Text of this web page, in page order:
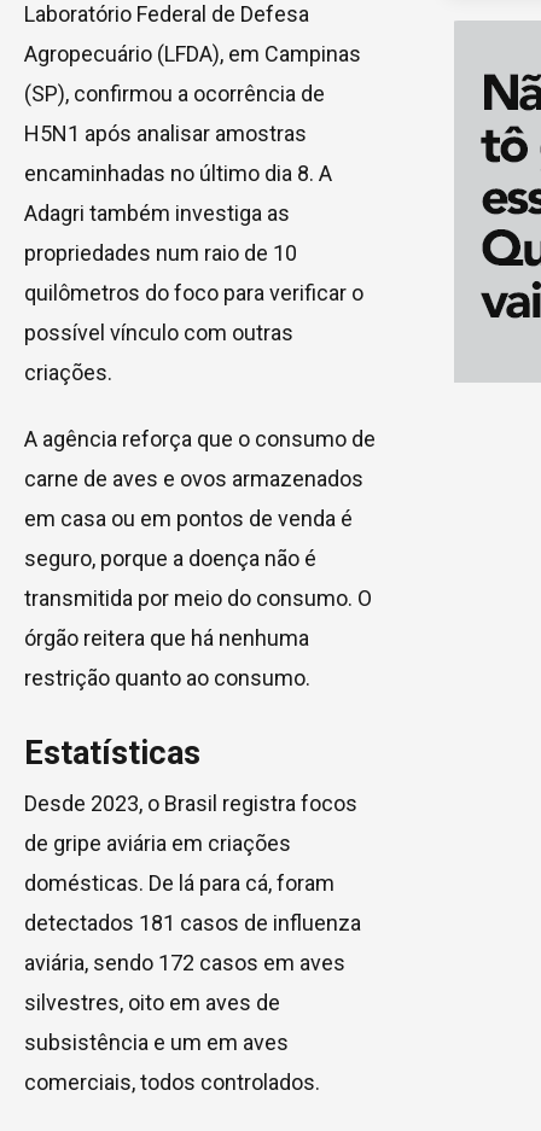
Laboratório Federal de Defesa
Agropecuário (LFDA), em Campinas
(SP), confirmou a ocorrência de
H5N1 após analisar amostras
encaminhadas no último dia 8. A
Adagri também investiga as
propriedades num raio de 10
quilômetros do foco para verificar o
possível vínculo com outras
criações.
A agência reforça que o consumo de
carne de aves e ovos armazenados
em casa ou em pontos de venda é
seguro, porque a doença não é
transmitida por meio do consumo. O
órgão reitera que há nenhuma
restrição quanto ao consumo.
Estatísticas
Desde 2023, o Brasil registra focos
de gripe aviária em criações
domésticas. De lá para cá, foram
detectados 181 casos de influenza
aviária, sendo 172 casos em aves
silvestres, oito em aves de
subsistência e um em aves
comerciais, todos controlados.